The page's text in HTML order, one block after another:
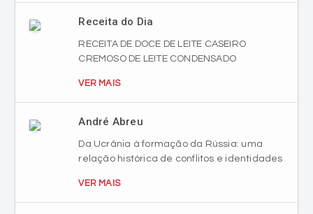
Receita do Dia
RECEITA DE DOCE DE LEITE CASEIRO
CREMOSO DE LEITE CONDENSADO
VER MAIS
André Abreu
Da Ucrânia à formação da Rússia: uma
relação histórica de conflitos e identidades
VER MAIS